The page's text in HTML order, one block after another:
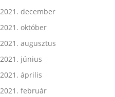
2021. december
2021. október
2021. augusztus
2021. június
2021. április
2021. február